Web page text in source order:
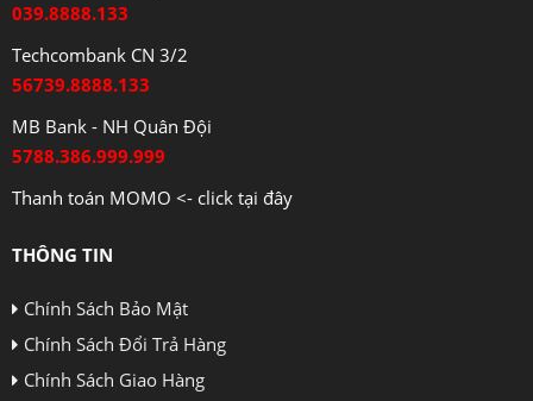
039.8888.133
Techcombank CN 3/2
56739.8888.133
MB Bank - NH Quân Đội
5788.386.999.999
Thanh toán MOMO <- click tại đây
THÔNG TIN
Chính Sách Bảo Mật
Chính Sách Đổi Trả Hàng
Chính Sách Giao Hàng